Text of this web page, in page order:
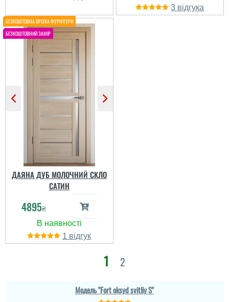
Дякую хлопцям
установщикам які
двері наш будинок.
Свою роботу вони
якісно. Двері теж нам
параметрах як зовні так і
своєю міцністю та які...
3
ДАЯНА ДУБ МОЛОЧНИЙ СКЛО
САТИН
4895₴
1
1 2
Модель "Fort oksyd svitliy S"